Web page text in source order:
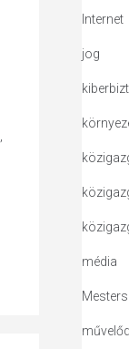
Internet
jog
média